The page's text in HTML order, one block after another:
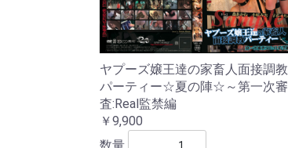
ヤプーズ嬢王達の家畜人面接調教
パーティー☆夏の陣☆～第一次審
査:Real監禁編
￥9,900